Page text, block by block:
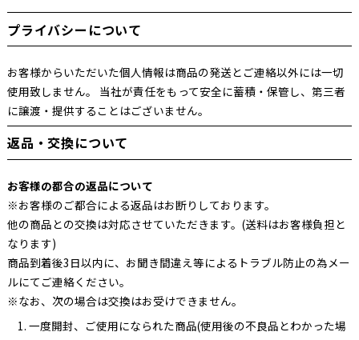
プライバシーについて
お客様からいただいた個人情報は商品の発送とご連絡以外には一切
使用致しません。 当社が責任をもって安全に蓄積・保管し、第三者
に譲渡・提供することはございません。
返品・交換について
お客様の都合の返品について
※お客様のご都合による返品はお断りしております。
他の商品との交換は対応させていただきます。(送料はお客様負担と
なります)
商品到着後3日以内に、お聞き間違え等によるトラブル防止の為メー
ルにてご連絡ください。
※なお、次の場合は交換はお受けできません。
一度開封、ご使用になられた商品(使用後の不良品とわかった場